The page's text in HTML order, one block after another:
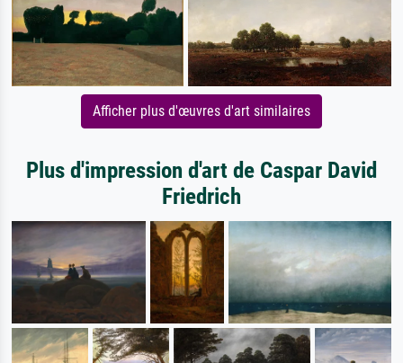
Afficher plus d'œuvres d'art similaires
Plus d'impression d'art de Caspar David
Friedrich